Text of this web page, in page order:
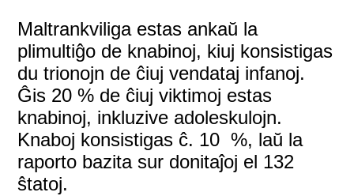
Maltrankviliga estas ankaŭ la
plimultiĝo de knabinoj, kiuj konsistigas
du trionojn de ĉiuj vendataj infanoj.
Ĝis 20 % de ĉiuj viktimoj estas
knabinoj, inkluzive adoleskulojn.
Knaboj konsistigas ĉ. 10 %, laŭ la
raporto bazita sur donitaĵoj el 132
ŝtatoj.